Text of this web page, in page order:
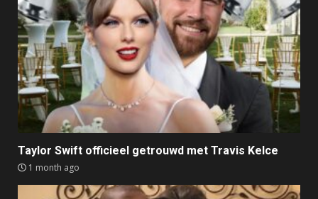
Taylor Swift officieel getrouwd met Travis Kelce
1 month ago